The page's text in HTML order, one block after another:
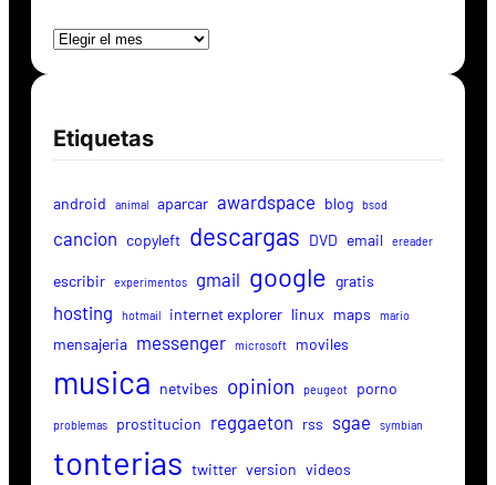
Etiquetas
android animal aparcar awardspace blog bsod
cancion copyleft descargas DVD email ereader
escribir experimentos gmail google gratis
hosting hotmail internet explorer linux maps mario
mensajeria messenger microsoft moviles
musica netvibes opinion peugeot porno
problemas prostitucion reggaeton rss sgae symbian
tonterias twitter version videos